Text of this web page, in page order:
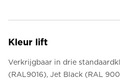
Kleur lift
Verkrijgbaar in drie
(RAL9016), Jet Black (RAL